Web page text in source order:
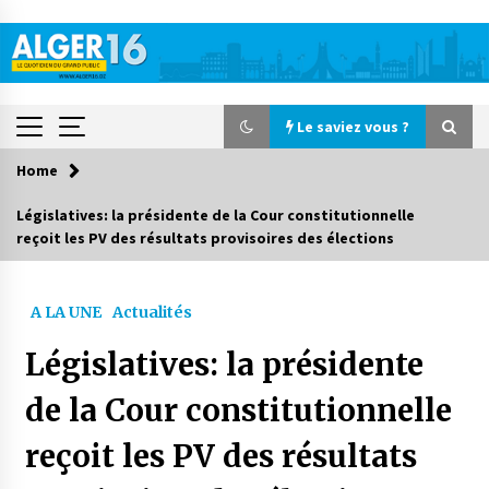
content
Le saviez vous ?
Le saviez vous ?
Le CRA lance une campagne nationale de
Accidents de la circulation : 11 décès et 243
blessés en 24 heures
Début des camps d’été pour un deuxième
groupe d’enfants autistes
Home
Législatives: la présidente de la Cour constitutionnelle
reçoit les PV des résultats provisoires des élections
A LA UNE Actualités
Législatives: la présidente
de la Cour constitutionnelle
reçoit les PV des résultats